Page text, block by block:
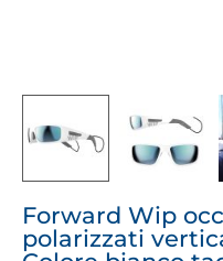
Forward Wip
polarizzati